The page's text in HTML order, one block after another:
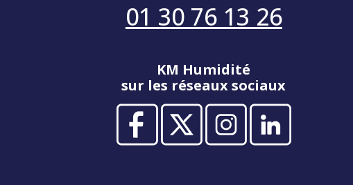
01 30 76 13 26
KM Humidité
sur les réseaux sociaux